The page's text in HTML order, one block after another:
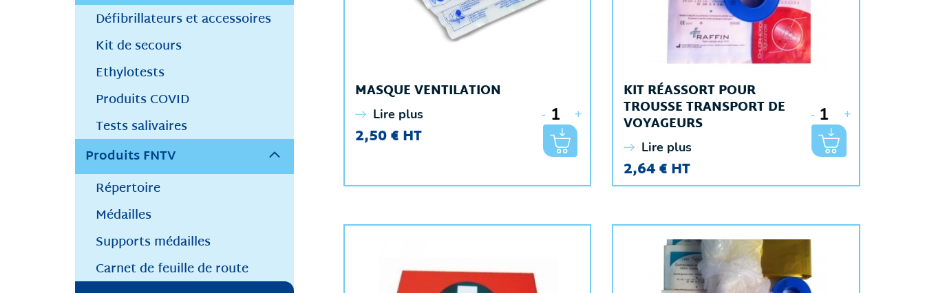
Défibrillateurs et accessoires
Kit de secours
Ethylotests
Produits COVID
Tests salivaires
Produits FNTV
Répertoire
Médailles
Supports médailles
Carnet de feuille de route
MASQUE VENTILATION
Lire plus
2,50 € HT
- +
KIT RÉASSORT POUR
TROUSSE TRANSPORT DE
VOYAGEURS
Lire plus
2,64 € HT
- +